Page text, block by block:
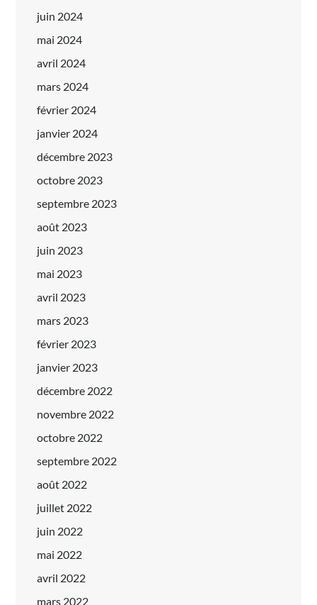
juin 2024
mai 2024
avril 2024
mars 2024
février 2024
janvier 2024
décembre 2023
octobre 2023
septembre 2023
août 2023
juin 2023
mai 2023
avril 2023
mars 2023
février 2023
janvier 2023
décembre 2022
novembre 2022
octobre 2022
septembre 2022
août 2022
juillet 2022
juin 2022
mai 2022
avril 2022
mars 2022